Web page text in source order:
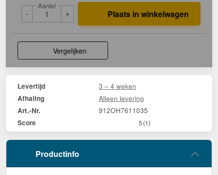
-
Aantal
+ Plaats in winkelwagen
Vergelijken
Levertijd 3 – 4 weken
Afhaling Alleen levering
Art.-Nr. 912OH7611035
Score 5(1)
Productinfo